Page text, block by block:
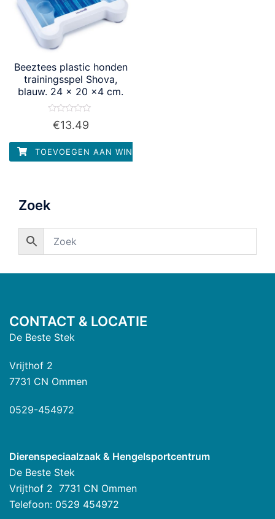
Beeztees plastic honden
trainingsspel Shova,
blauw. 24 x 20 x4 cm.
Waardering
5
€13.49
TOEVOEGEN AAN WINKELWAGEN
Zoek
CONTACT & LOCATIE
De Beste Stek
Vrijthof 2
7731 CN Ommen
0529-454972
Dierenspeciaalzaak & Hengelsportcentrum
De Beste Stek
Vrijthof 2 7731 CN Ommen
Telefoon: 0529 454972